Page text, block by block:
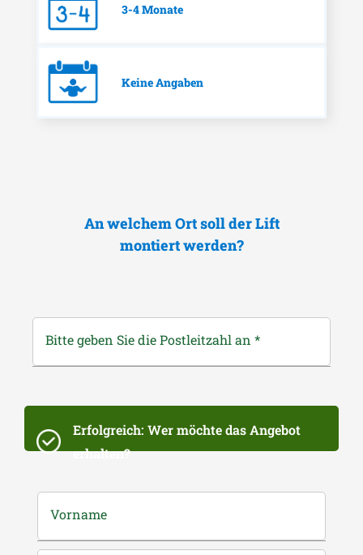
3-4 Monate
Keine Angaben
An welchem Ort soll der Lift
montiert werden?
Bitte geben Sie die Postleitzahl an *
Erfolgreich: Wer möchte das Angebot
erhalten?
Vorname